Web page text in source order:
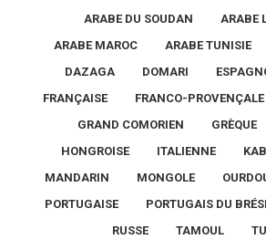
ARABE DU SOUDAN
ARABE
ARABE MAROC
ARABE TUNISIE
DAZAGA
DOMARI
FRANÇAISE
FRANCO-PROVENÇALE
GRAND COMORIEN
GRÈQUE
HONGROISE
ITALIENNE
MANDARIN
MONGOLE
PORTUGAISE
PORTUGAIS DU
RUSSE
TAMOUL